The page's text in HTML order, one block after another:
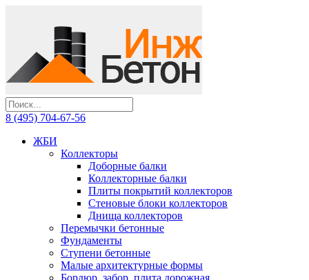
8 (495) 704-67-56
ЖБИ
Коллекторы
Доборные балки
Коллекторные балки
Плиты покрытий коллекторов
Стеновые блоки коллекторов
Днища коллекторов
Перемычки бетонные
Фундаменты
Ступени бетонные
Малые архитектурные формы
Бордюр, забор, плита дорожная